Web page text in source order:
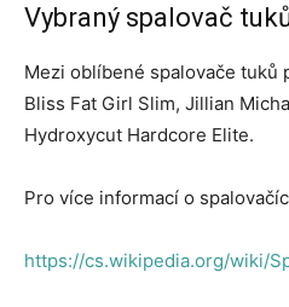
Vybraný spalovač
Mezi oblíbené spalovače tuků
Bliss Fat Girl Slim, Jillian
Hydroxycut Hardcore Elite.
Pro více informací o
https://cs.wikipedia.org/wiki/